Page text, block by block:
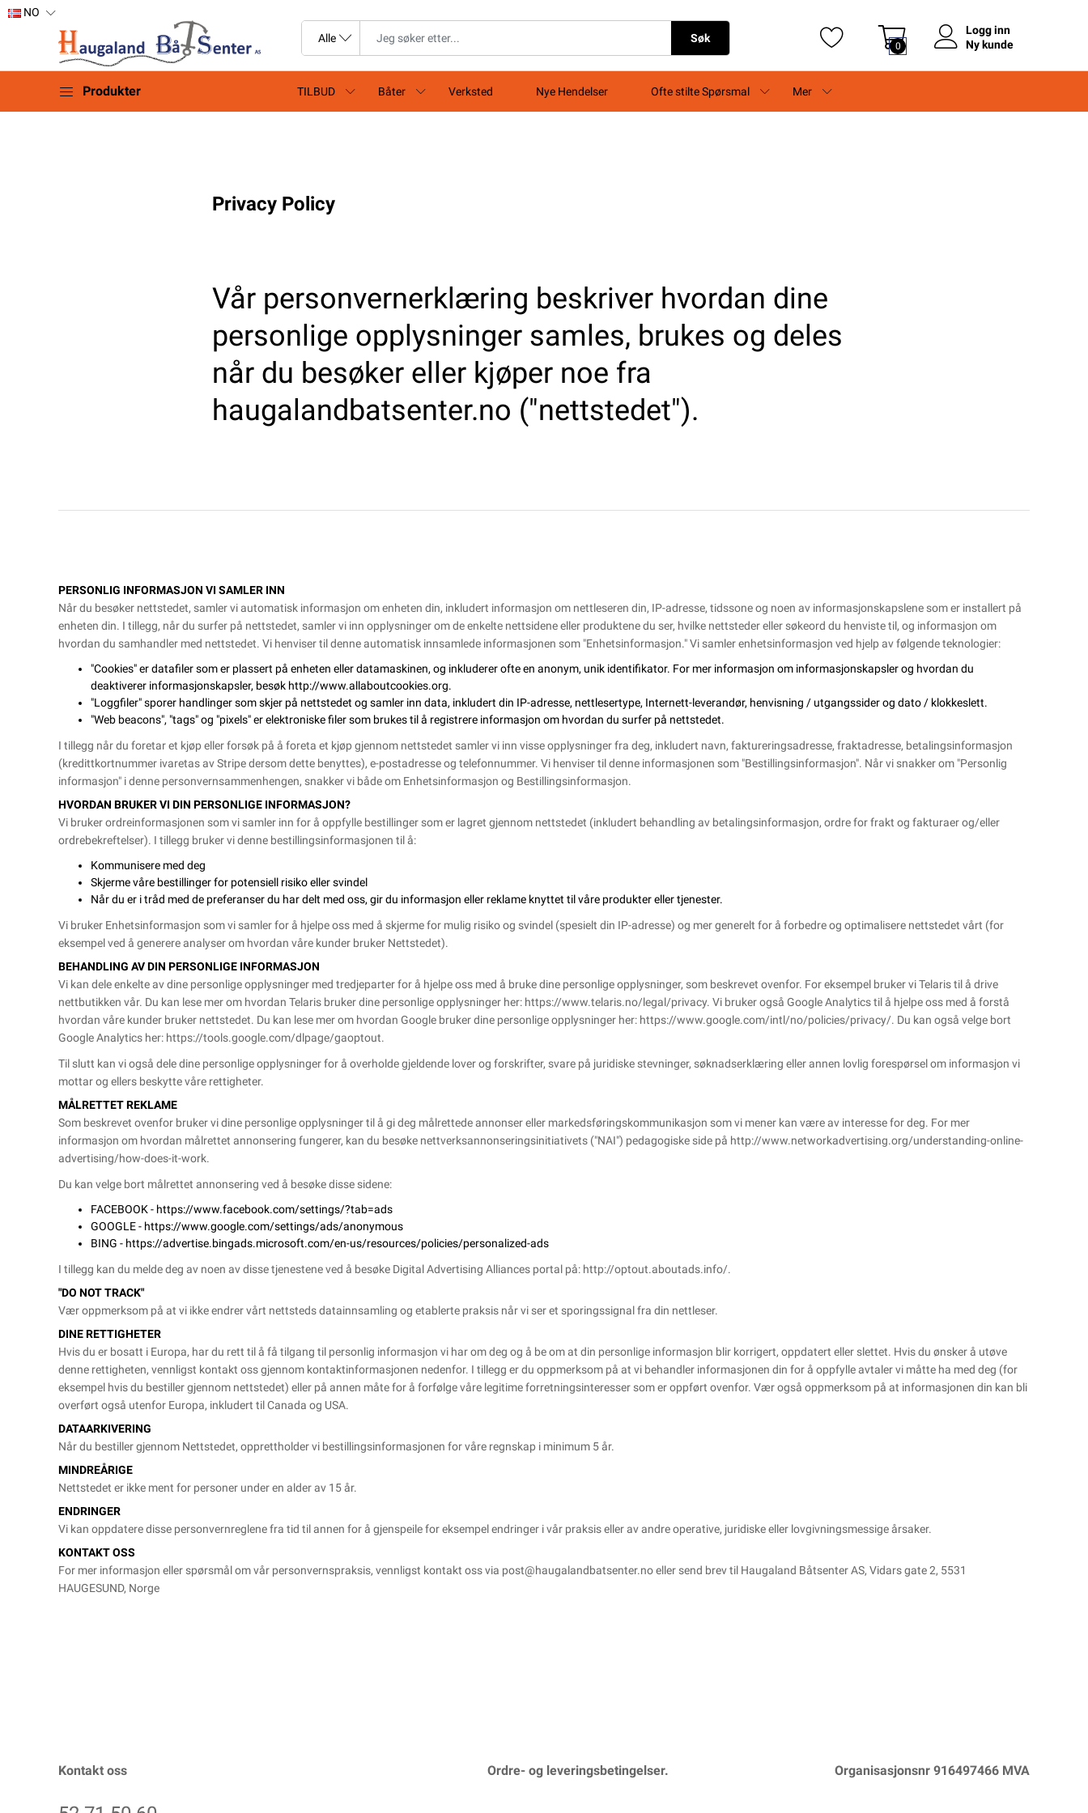
NO
Søk
0
Logg inn
Ny kunde
Produkter TILBUD Båter Verksted Nye Hendelser Ofte stilte Spørsmal Mer
Privacy Policy
Vår personvernerklæring beskriver hvordan dine
personlige opplysninger samles, brukes og deles
når du besøker eller kjøper noe fra
haugalandbatsenter.no ("nettstedet").
PERSONLIG INFORMASJON VI SAMLER INN
Når du besøker nettstedet, samler vi automatisk informasjon om enheten din, inkludert informasjon om nettleseren din, IP-adresse, tidssone og noen av informasjonskapslene som er installert på
enheten din. I tillegg, når du surfer på nettstedet, samler vi inn opplysninger om de enkelte nettsidene eller produktene du ser, hvilke nettsteder eller søkeord du henviste til, og informasjon om
hvordan du samhandler med nettstedet. Vi henviser til denne automatisk innsamlede informasjonen som "Enhetsinformasjon." Vi samler enhetsinformasjon ved hjelp av følgende teknologier:
"Cookies" er datafiler som er plassert på enheten eller datamaskinen, og inkluderer ofte en anonym, unik identifikator. For mer informasjon om informasjonskapsler og hvordan du
deaktiverer informasjonskapsler, besøk http://www.allaboutcookies.org.
"Loggfiler" sporer handlinger som skjer på nettstedet og samler inn data, inkludert din IP-adresse, nettlesertype, Internett-leverandør, henvisning / utgangssider og dato / klokkeslett.
"Web beacons", "tags" og "pixels" er elektroniske filer som brukes til å registrere informasjon om hvordan du surfer på nettstedet.
I tillegg når du foretar et kjøp eller forsøk på å foreta et kjøp gjennom nettstedet samler vi inn visse opplysninger fra deg, inkludert navn, faktureringsadresse, fraktadresse, betalingsinformasjon
(kredittkortnummer ivaretas av Stripe dersom dette benyttes), e-postadresse og telefonnummer. Vi henviser til denne informasjonen som "Bestillingsinformasjon". Når vi snakker om "Personlig
informasjon" i denne personvernsammenhengen, snakker vi både om Enhetsinformasjon og Bestillingsinformasjon.
HVORDAN BRUKER VI DIN PERSONLIGE INFORMASJON?
Vi bruker ordreinformasjonen som vi samler inn for å oppfylle bestillinger som er lagret gjennom nettstedet (inkludert behandling av betalingsinformasjon, ordre for frakt og fakturaer og/eller
ordrebekreftelser). I tillegg bruker vi denne bestillingsinformasjonen til å:
Kommunisere med deg
Skjerme våre bestillinger for potensiell risiko eller svindel
Når du er i tråd med de preferanser du har delt med oss, gir du informasjon eller reklame knyttet til våre produkter eller tjenester.
Vi bruker Enhetsinformasjon som vi samler for å hjelpe oss med å skjerme for mulig risiko og svindel (spesielt din IP-adresse) og mer generelt for å forbedre og optimalisere nettstedet vårt (for
eksempel ved å generere analyser om hvordan våre kunder bruker Nettstedet).
BEHANDLING AV DIN PERSONLIGE INFORMASJON
Vi kan dele enkelte av dine personlige opplysninger med tredjeparter for å hjelpe oss med å bruke dine personlige opplysninger, som beskrevet ovenfor. For eksempel bruker vi Telaris til å drive
nettbutikken vår. Du kan lese mer om hvordan Telaris bruker dine personlige opplysninger her: https://www.telaris.no/legal/privacy. Vi bruker også Google Analytics til å hjelpe oss med å forstå
hvordan våre kunder bruker nettstedet. Du kan lese mer om hvordan Google bruker dine personlige opplysninger her: https://www.google.com/intl/no/policies/privacy/. Du kan også velge bort
Google Analytics her: https://tools.google.com/dlpage/gaoptout.
Til slutt kan vi også dele dine personlige opplysninger for å overholde gjeldende lover og forskrifter, svare på juridiske stevninger, søknadserklæring eller annen lovlig forespørsel om informasjon vi
mottar og ellers beskytte våre rettigheter.
MÅLRETTET REKLAME
Som beskrevet ovenfor bruker vi dine personlige opplysninger til å gi deg målrettede annonser eller markedsføringskommunikasjon som vi mener kan være av interesse for deg. For mer
informasjon om hvordan målrettet annonsering fungerer, kan du besøke nettverksannonseringsinitiativets ("NAI") pedagogiske side på http://www.networkadvertising.org/understanding-online-
advertising/how-does-it-work.
Du kan velge bort målrettet annonsering ved å besøke disse sidene:
FACEBOOK - https://www.facebook.com/settings/?tab=ads
GOOGLE - https://www.google.com/settings/ads/anonymous
BING - https://advertise.bingads.microsoft.com/en-us/resources/policies/personalized-ads
I tillegg kan du melde deg av noen av disse tjenestene ved å besøke Digital Advertising Alliances portal på: http://optout.aboutads.info/.
"DO NOT TRACK"
Vær oppmerksom på at vi ikke endrer vårt nettsteds datainnsamling og etablerte praksis når vi ser et sporingssignal fra din nettleser.
DINE RETTIGHETER
Hvis du er bosatt i Europa, har du rett til å få tilgang til personlig informasjon vi har om deg og å be om at din personlige informasjon blir korrigert, oppdatert eller slettet. Hvis du ønsker å utøve
denne rettigheten, vennligst kontakt oss gjennom kontaktinformasjonen nedenfor. I tillegg er du oppmerksom på at vi behandler informasjonen din for å oppfylle avtaler vi måtte ha med deg (for
eksempel hvis du bestiller gjennom nettstedet) eller på annen måte for å forfølge våre legitime forretningsinteresser som er oppført ovenfor. Vær også oppmerksom på at informasjonen din kan bli
overført også utenfor Europa, inkludert til Canada og USA.
DATAARKIVERING
Når du bestiller gjennom Nettstedet, opprettholder vi bestillingsinformasjonen for våre regnskap i minimum 5 år.
MINDREÅRIGE
Nettstedet er ikke ment for personer under en alder av 15 år.
ENDRINGER
Vi kan oppdatere disse personvernreglene fra tid til annen for å gjenspeile for eksempel endringer i vår praksis eller av andre operative, juridiske eller lovgivningsmessige årsaker.
KONTAKT OSS
For mer informasjon eller spørsmål om vår personvernspraksis, vennligst kontakt oss via post@haugalandbatsenter.noeller send brev til Haugaland Båtsenter AS, Vidars gate 2, 5531
HAUGESUND, Norge
Kontakt oss Ordre- og leveringsbetingelser. Organisasjonsnr 916497466 MVA